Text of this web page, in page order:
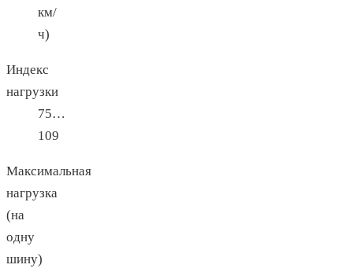
км/
ч)
Индекс
нагрузки
75…
109
Максимальная
нагрузка
(на
одну
шину)